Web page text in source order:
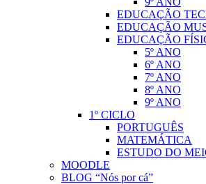
EDUCAÇÃO
EDUCAÇÃO
EDUCAÇÃO
5º ANO
6º ANO
7º ANO
8º ANO
9º ANO
1º CICLO
PORTUGUÊS
MATEMÁTICA
ESTUDO DO
MOODLE
BLOG “Nós por cá”